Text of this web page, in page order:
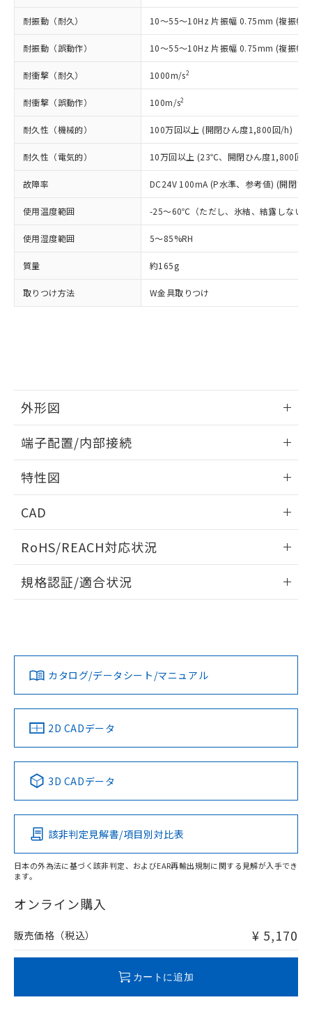
耐振動（耐久） 10～55～10Hz 片振幅 0.75mm (複振幅
耐振動（誤動作） 10～55～10Hz 片振幅 0.75mm (複振幅
耐衝撃（耐久） 1000m/s2
耐衝撃（誤動作） 100m/s2
耐久性（機械的） 100万回以上 (開閉ひん度1,800回/h)
耐久性（電気的） 10万回以上 (23℃、開閉ひん度1,800回/
故障率 DC24V 100mA (P水準、参考値) (開閉ひ
使用温度範囲 -25～60℃（ただし、氷結、結露しない
使用湿度範囲 5～85%RH
質量 約165g
取りつけ方法 W金具取りつけ
外形図
外形図
端子配置/内部接続
端子配置/内部接続
特性図
電気的寿命曲線
CAD
ドすることができます。
ログイン/会員登録
ダウンロードデータをご利用いただく前に、以下を必ずお読
みください。
ソフトウェアの使用条件
RoHS/REACH対応状況
EU RoHS 注意事項・凡例
対応済み
中国 RoHS 注意事項・凡例
Pb Hg Cd Cr(VI)
O
在庫等で未対応品が混在する可能性があります。
問い合わせください。
規格認証/適合状況
LR型式承認
（イギリス
船舶規格）
DNV型式承認
（ノルウェー
BV型式承認
（フランス
KR型式
（韓国
No No No No
この製品の規格認証/適合状況ページへ
その他の認証はこちらのページからご検索ください
カタログ/データシート/マニュアル
2D CADデータ
3D CADデータ
該非判定見解書/項目別対比表
日本の外為法に基づく該非判定、およびEAR再輸出規制に関する見解が入手でき
ます。
オンライン購入
販売価格（税込） ¥ 5,170
カートに追加
タに基づき作成されるものであり、閲
覧された時点での実際の在庫および標
準価格とは異なる場合があることをご
了承ください。
正式な納期状況および標準価格はお客
様のお取引先、またはお客様担当のオ
ムロン制御機器販売店・当社販売員に
ご相談ください。
オムロン制御機器販売店や当社販売拠
」をご確認
ください。
在庫状況および標準価格結果を当社の
事前の承諾なく第三者に漏洩または開
示しないようお願いします。
マイパーツ機能（部品リスト作成サー
ビス）をご利用いただくには、I-Web
メンバーズにご登録されている必要が
お客様が当ウェブサイト上で当社にご
および当社の共同利用者が、当社の製
用者の範囲」に記載されている法人を
鉛(Pb) 1000ppm以下、 水銀(Hg) 1000ppm以下、 カド
ミウム(Cd) 100ppm以下、
六価クロム(Cr(Ⅵ)) 1000ppm以下、ポリ臭化ビフェニル
類(PBB) 1000ppm以下、ポリ臭化ジフェニルエーテル類
(PBDE) 1000ppm以下、フタル酸ビス(2-エチルヘキシ
ル) (DEHP)(別名：DOP) 1000ppm以下、フタル酸ブチ
ルベンジル（BBP） 1000ppm以下、フタル酸ジブチル
（DBP） 1000ppm以下、フタル酸ジイソブチル
但し、RoHS指令で産業用監視および制御機器に対する
フタル酸エステル類の４物質については閾値を超える意
図的な使用がないことを確認しています。
部品在庫の切り替え状況などにより、予定
※3 非含有証明書ダウンロード
下記の非含有証明書をダウンロードするこ
ものではありません。
また、RoHS指令のフタル酸エステル類４
物質の対応では、対応完了までの期間は出
欄に対応日を記載しておりました。
既に当社にて対応品への在庫切替を完了
していることから、特段のことがない限
す。
Pb(鉛) :1000ppm、 Hg(水銀) : 1000ppm、 Cd(カドミウ
Cr(Ⅵ)(六価クロム) : 1000ppm、 PBBs(ポリ臭化ビフェ
ニル類) : 1000ppm、 PBDEs(ポリ臭化ジフェニルエーテ
DBP(フタル酸ジブチル) : 1000ppm、 DIBP(フタル酸ジ
イソブチル) : 1000ppm、 BBP(フタル酸ブチルベンジ
ル) : 1000ppm、
DEHP(フタル酸ビス(2-エチルヘキシル)) : 1000ppm
※2 環境保護使用期限
「ｅ」：有害物質（10物質）のすべてが基
準値以下であることを示します。
「10」：通常の使用状況下において有害物
及ぼさない年数を意味します。
「－」：未確認です。当社販売部門へお問
国政府の輸出許可(または役務取引許
可)を取得するなどの必要な手続きを
とります。
当社は規制貨物を破棄する場合は、完
全に破砕するなど、違法に輸出されな
いよう必要な手段を講じます。
当社は貴社製品を、核兵器、ミサイ
ル、化学兵器、生物兵器またはその他
武器並びにこれらの製造装置等に一切
当社は、貴社製品を第三者に販売する
場合は、上記1、2および3の内容を当
該第三者に通知します。また当社は、
販売先および販売に係わる関係者が違
法に輸出するおそれがある場合は、取
り引きをいたしません。
号
○ 一定数以上の在庫あり
一定数には満たないが在庫あり
いては、お客様のお取引先、ま
たはお客様担当のオムロン制御
機器販売店・当社販売員にご確
認ください)
空
受注生産機種、また在庫状況の
情報を公開していない機種